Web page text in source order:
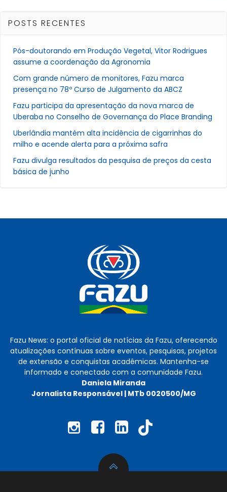
POSTS RECENTES
Pós-doutorando em Produção Vegetal, Vitor Rodrigues
assume a coordenação da Agronomia
Com grande número de monitores, Fazu marca
presença no 78º Curso de Julgamento da ABCZ
Fazu participa da apresentação da nova marca de
Uberaba no Conselho de Governança do Place Branding
Uberlândia mantém alta incidência de cigarrinhas do
milho e acende alerta para a próxima safra
Fazu divulga resultados da pesquisa de preços da cesta
básica de junho
Fazu News: o portal oficial de notícias da Fazu, oferecendo
atualizações contínuas sobre eventos, pesquisas, projetos
de extensão e conquistas acadêmicas. Mantenha-se
informado e conectado com a comunidade Fazu.
Daniela Miranda
Jornalista Responsável | MTb 0020500/MG